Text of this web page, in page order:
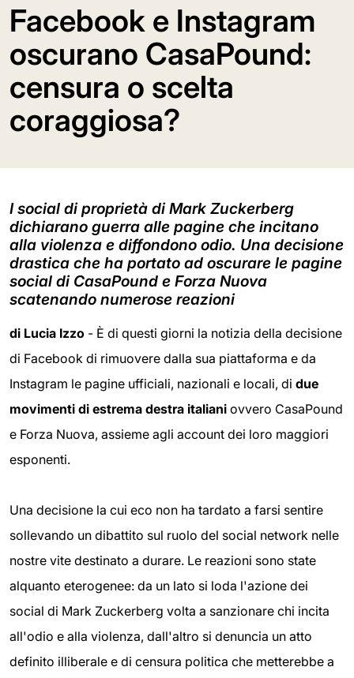
Facebook e Instagram
oscurano CasaPound:
censura o scelta
coraggiosa?
I social di proprietà di Mark Zuckerberg
dichiarano guerra alle pagine che incitano
alla violenza e diffondono odio. Una decisione
drastica che ha portato ad oscurare le pagine
social di CasaPound e Forza Nuova
scatenando numerose reazioni
di Lucia Izzo - È di questi giorni la notizia della decisione
di Facebook di rimuovere dalla sua piattaforma e da
Instagram le pagine ufficiali, nazionali e locali, di due
movimenti di estrema destra italiani ovvero CasaPound
e Forza Nuova, assieme agli account dei loro maggiori
esponenti.
Una decisione la cui eco non ha tardato a farsi sentire
sollevando un dibattito sul ruolo del social network nelle
nostre vite destinato a durare. Le reazioni sono state
alquanto eterogenee: da un lato si loda l'azione dei
social di Mark Zuckerberg volta a sanzionare chi incita
all'odio e alla violenza, dall'altro si denuncia un atto
definito illiberale e di censura politica che metterebbe a